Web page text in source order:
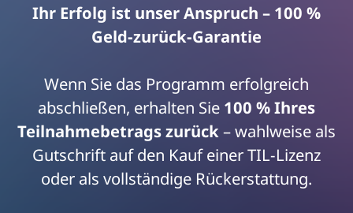
Ihr Erfolg ist unser Anspruch – 100 %
Geld-zurück-Garantie
Wenn Sie das Programm erfolgreich
abschließen, erhalten Sie 100 % Ihres
Teilnahmebetrags zurück – wahlweise als
Gutschrift auf den Kauf einer TIL-Lizenz
oder als vollständige Rückerstattung.